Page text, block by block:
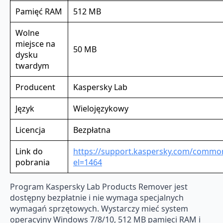
Pamięć RAM
512 MB
Wolne
miejsce na
dysku
twardym
50 MB
Producent
Kaspersky Lab
Język
Wielojęzykowy
Licencja
Bezpłatna
Link do
pobrania
https://support.kaspersky.com/
el=1464
Program Kaspersky Lab Products Remover jest
dostępny bezpłatnie i nie wymaga specjalnych
wymagań sprzętowych. Wystarczy mieć system
operacyjny Windows 7/8/10, 512 MB pamięci RAM i